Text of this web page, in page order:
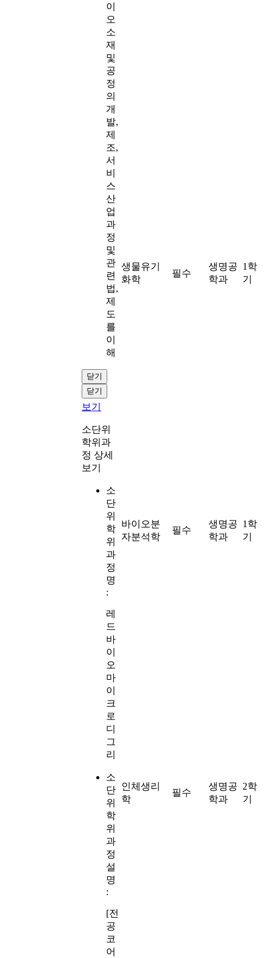
이
오
소
재
및
공
정
의
개
발,
제
조,
서
비
스
산
업
과
정
및
관
련
법,
제
도
를
이
해
닫기
닫기
생물유기
화학
필수
생명공
학과
1학
기
보기
소단위
학위과
정 상세
보기
소
단
위
학
위
과
정
명
:
레
드
바
이
오
마
이
크
로
디
그
리
소
단
위
학
위
과
정
설
명
:
[전
공
코
어
바이오분
자분석학
필수
생명공
학과
1학
기
인체생리
학
필수
생명공
학과
2학
기